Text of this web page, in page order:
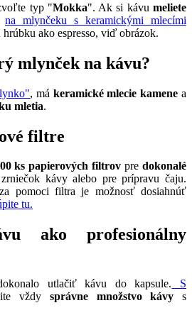
typ "Mokka". Ak si kávumeliete
na mlynčeku s keramickými mlecími
hrúbku ako espresso, viď obrázok.
mlynček na kávu?
, má keramické mlecie kamene a
mletia.
filtre
ks papierových filtrov pre dokonalé
zrniečok kávy alebo pre prípravu čaju.
pomoci filtra je možnosť dosiahnúť
tu.
ako profesionálny
utlačiť kávu do kapsule. S
vždy správne množstvo kávy s